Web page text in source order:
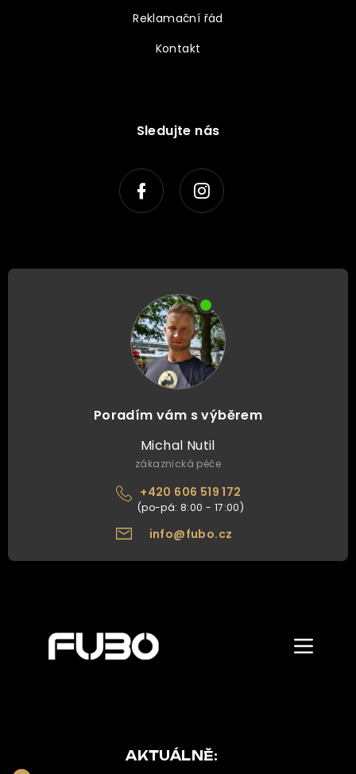
Reklamační řád
Kontakt
Sledujte nás
Poradím vám s výběrem
Michal Nutil
zákaznická péče
+420 606 519 172
info@fubo.cz
NAŠE NABÍDKA
Zobrazit/
menu
AKTUÁLNĚ: